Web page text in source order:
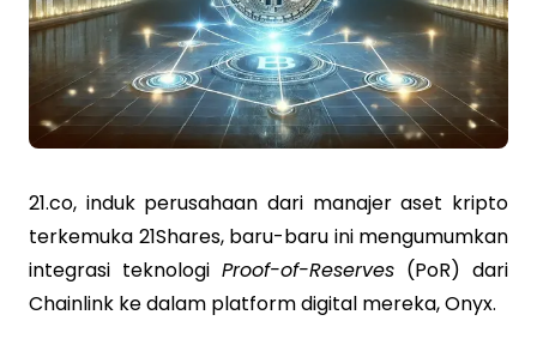
21.co, induk perusahaan dari manajer aset kripto
terkemuka 21Shares, baru-baru ini mengumumkan
integrasi teknologi Proof-of-Reserves (PoR) dari
Chainlink ke dalam platform digital mereka, Onyx.